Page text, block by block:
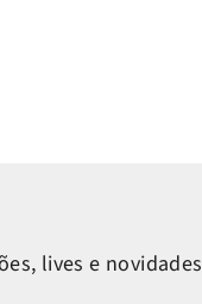
lives e novidades